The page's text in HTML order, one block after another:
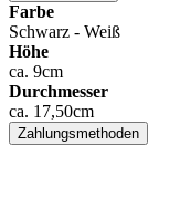
Farbe
Schwarz - Weiß
Höhe
ca. 9cm
Durchmesser
ca. 17,50cm
Zahlungsmethoden